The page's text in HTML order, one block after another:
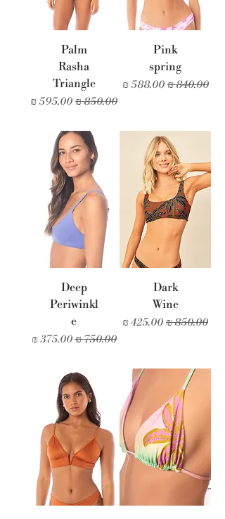
Pink
spring
מחיר רגיל‏840.00 ‏₪ מחיר מבצע‏588.00 ‏₪
Palm
Rasha
Triangle
מחיר רגיל מחיר מבצע
Dark
Wine
מחיר רגיל מחיר מבצע
Deep
Periwinkl
e
מחיר רגיל‏750.00 ‏₪ מחיר מבצע‏375.00 ‏₪